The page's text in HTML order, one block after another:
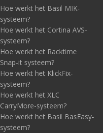
Hoe werkt het Basil MIK-
systeem?
Hoe werkt het Cortina AVS-
systeem?
Hoe werkt het Racktime
Snap-it systeem?
Hoe werkt het KlickFix-
systeem?
Hoe werkt het XLC
CarryMore-systeem?
Hoe werkt het Basil BasEasy-
systeem?